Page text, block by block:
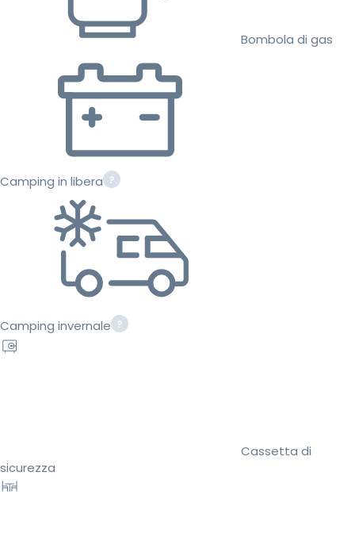
Bombola di gas
Camping in libera
Camping invernale
Cassetta di
sicurezza